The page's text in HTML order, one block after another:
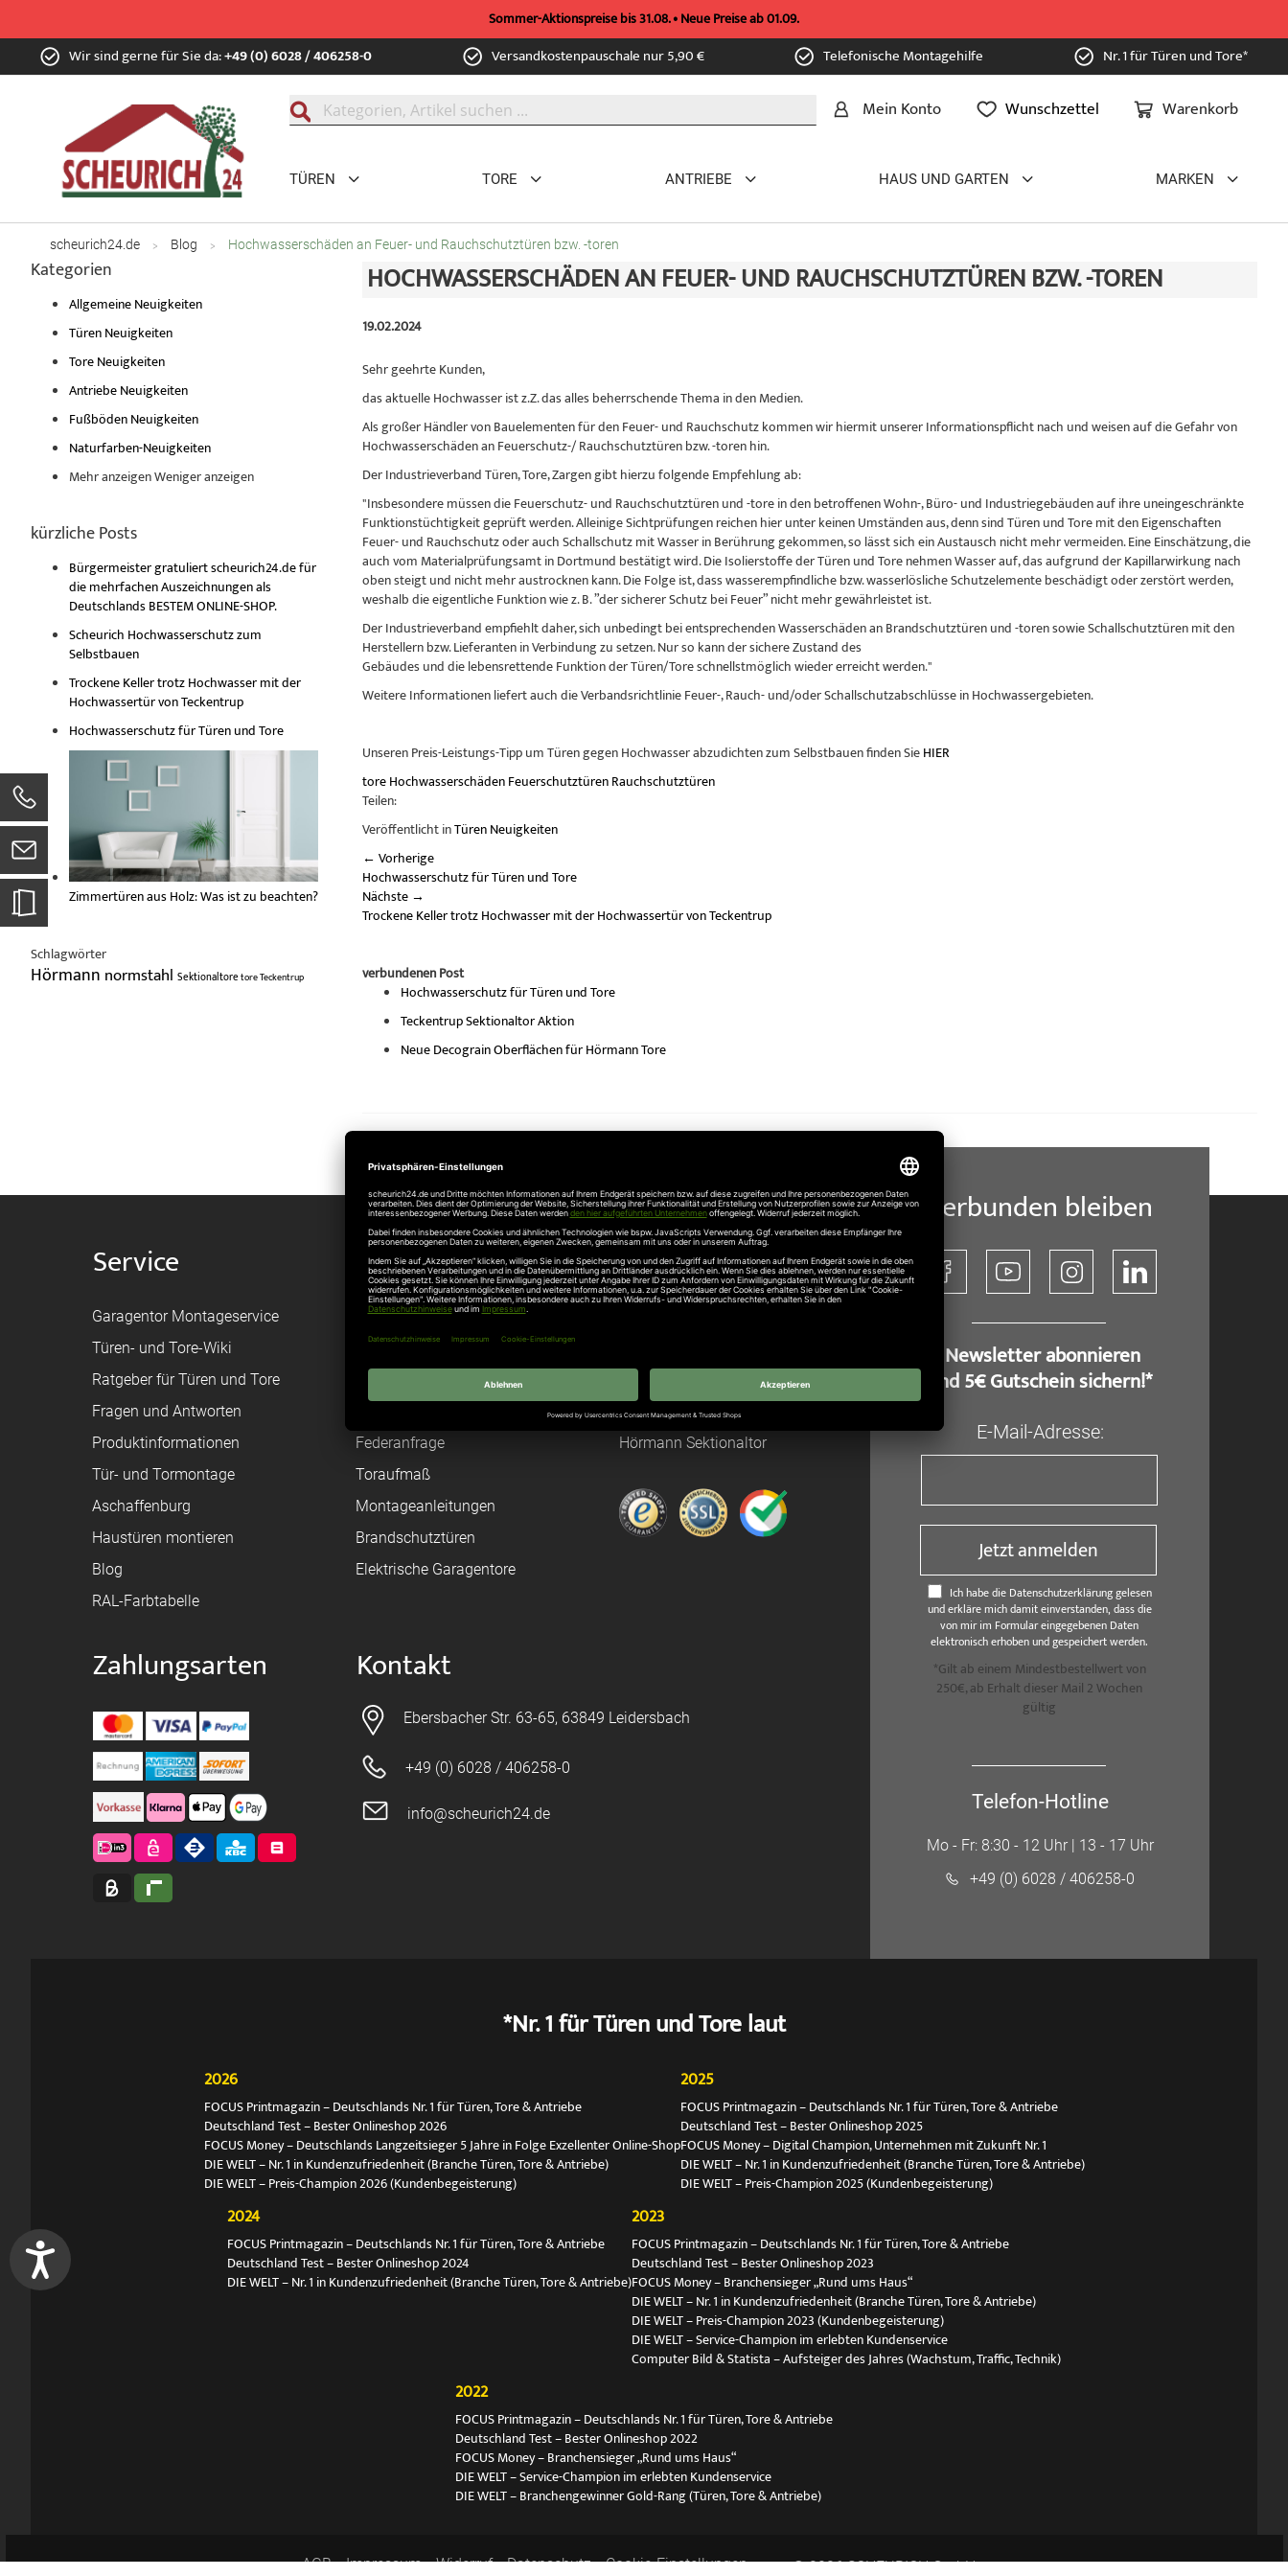
Sommer-Aktionspreise bis 31.08. • Neue Preise ab 01.09.
Zum
Inhalt Wir sind gerne für Sie da:+49 (0) 6028 / 406258-0 Versandkostenpauschale nur 5,90 € Telefonische Montagehilfe Nr. 1 für Türen und Tore*
Warenkorb
Mein Konto Wunschzettel
TÜREN TORE ANTRIEBE HAUS UND GARTEN MARKEN
scheurich24.de Blog Hochwasserschäden an Feuer- und Rauchschutztüren bzw. -toren
HOCHWASSERSCHÄDEN AN FEUER- UND RAUCHSCHUTZTÜREN BZW. -TOREN
19.02.2024
Sehr geehrte Kunden,
das aktuelle Hochwasser ist z.Z. das alles beherrschende Thema in den Medien.
Als großer Händler von Bauelementen für den Feuer- und Rauchschutz kommen wir hiermit unserer Informationspflicht nach und weisen auf die Gefahr von
Hochwasserschäden an Feuerschutz-/ Rauchschutztüren bzw. -toren hin.
Der Industrieverband Türen, Tore, Zargen gibt hierzu folgende Empfehlung ab:
"Insbesondere müssen die Feuerschutz- und Rauchschutztüren und -tore in den betroffenen Wohn-, Büro- und Industriegebäuden auf ihre uneingeschränkte
Funktionstüchtigkeit geprüft werden. Alleinige Sichtprüfungen reichen hier unter keinen Umständen aus, denn sind Türen und Tore mit den Eigenschaften
Feuer- und Rauchschutz oder auch Schallschutz mit Wasser in Berührung gekommen, so lässt sich ein Austausch nicht mehr vermeiden. Eine Einschätzung, die
auch vom Materialprüfungsamt in Dortmund bestätigt wird. Die Isolierstoffe der Türen und Tore nehmen Wasser auf, das aufgrund der Kapillarwirkung nach
oben steigt und nicht mehr austrocknen kann. Die Folge ist, dass wasserempfindliche bzw. wasserlösliche Schutzelemente beschädigt oder zerstört werden,
weshalb die eigentliche Funktion wie z. B. ”der sicherer Schutz bei Feuer” nicht mehr gewährleistet ist.
Der Industrieverband empfiehlt daher, sich unbedingt bei entsprechenden Wasserschäden an Brandschutztüren und -toren sowie Schallschutztüren mit den
Herstellern bzw. Lieferanten in Verbindung zu setzen. Nur so kann der sichere Zustand des
Gebäudes und die lebensrettende Funktion der Türen/Tore schnellstmöglich wieder erreicht werden."
Weitere Informationen liefert auch die Verbandsrichtlinie Feuer-, Rauch- und/oder Schallschutzabschlüsse in Hochwassergebieten.
Unseren Preis-Leistungs-Tipp um Türen gegen Hochwasser abzudichten zum Selbstbauen finden SieHIER
toreHochwasserschädenFeuerschutztürenRauchschutztüren
Teilen:
Veröffentlicht inTüren Neuigkeiten
← Vorherige
Hochwasserschutz für Türen und Tore
Nächste →
Trockene Keller trotz Hochwasser mit der Hochwassertür von Teckentrup
verbundenen Post
Hochwasserschutz für Türen und Tore
Teckentrup Sektionaltor Aktion
Neue Decograin Oberflächen für Hörmann Tore
Kategorien
Allgemeine Neuigkeiten
Türen Neuigkeiten
Tore Neuigkeiten
Antriebe Neuigkeiten
Fußböden Neuigkeiten
Naturfarben-Neuigkeiten
Mehr anzeigenWeniger anzeigen
kürzliche Posts
Bürgermeister gratuliert scheurich24.de für
die mehrfachen Auszeichnungen als
Deutschlands BESTEM ONLINE-SHOP.
Scheurich Hochwasserschutz zum
Selbstbauen
Trockene Keller trotz Hochwasser mit der
Hochwassertür von Teckentrup
Hochwasserschutz für Türen und Tore
Zimmertüren aus Holz: Was ist zu beachten?
Schlagwörter
Hörmann normstahl SektionaltoretoreTeckentrup
Service
Garagentor Montageservice
Türen- und Tore-Wiki
Ratgeber für Türen und Tore
Fragen und Antworten
Produktinformationen
Tür- und Tormontage
Aschaffenburg
Haustüren montieren
Blog
RAL-Farbtabelle
Shop
Versand
Zahlungsarten
Federanfrage
Toraufmaß
Montageanleitungen
Brandschutztüren
Elektrische Garagentore
Unternehmen
Hörmann Türen
Hörmann Sektionaltor
Zahlungsarten Kontakt
Ebersbacher Str. 63-65, 63849 Leidersbach
+49 (0) 6028 / 406258-0
info@scheurich24.de
Verbunden bleiben
​ Newsletter abonnieren
und 5€ Gutschein sichern!*
E-Mail-Adresse:
Jetzt anmelden
Ich habe die Datenschutzerklärung gelesen
und erkläre mich damit einverstanden, dass die
von mir im Formular eingegebenen Daten
elektronisch erhoben und gespeichert werden.
*Gilt ab einem Mindestbestellwert von
250€, ab Erhalt dieser Mail 2 Wochen
gültig
Telefon-Hotline
Mo - Fr: 8:30 - 12 Uhr | 13 - 17 Uhr
+49 (0) 6028 / 406258-0
*Nr. 1 für Türen und Tore laut
2026
FOCUS Printmagazin – Deutschlands Nr. 1 für Türen, Tore & Antriebe
Deutschland Test – Bester Onlineshop 2026
FOCUS Money – Deutschlands Langzeitsieger 5 Jahre in Folge Exzellenter Online-Shop
DIE WELT – Nr. 1 in Kundenzufriedenheit (Branche Türen, Tore & Antriebe)
DIE WELT – Preis-Champion 2026 (Kundenbegeisterung)
2025
FOCUS Printmagazin – Deutschlands Nr. 1 für Türen, Tore & Antriebe
Deutschland Test – Bester Onlineshop 2025
FOCUS Money – Digital Champion, Unternehmen mit Zukunft Nr. 1
DIE WELT – Nr. 1 in Kundenzufriedenheit (Branche Türen, Tore & Antriebe)
DIE WELT – Preis-Champion 2025 (Kundenbegeisterung)
2024
FOCUS Printmagazin – Deutschlands Nr. 1 für Türen, Tore & Antriebe
Deutschland Test – Bester Onlineshop 2024
DIE WELT – Nr. 1 in Kundenzufriedenheit (Branche Türen, Tore & Antriebe)
2023
FOCUS Printmagazin – Deutschlands Nr. 1 für Türen, Tore & Antriebe
Deutschland Test – Bester Onlineshop 2023
FOCUS Money – Branchensieger „Rund ums Haus“
DIE WELT – Nr. 1 in Kundenzufriedenheit (Branche Türen, Tore & Antriebe)
DIE WELT – Preis-Champion 2023 (Kundenbegeisterung)
DIE WELT – Service-Champion im erlebten Kundenservice
Computer Bild & Statista – Aufsteiger des Jahres (Wachstum, Traffic, Technik)
2022
FOCUS Printmagazin – Deutschlands Nr. 1 für Türen, Tore & Antriebe
Deutschland Test – Bester Onlineshop 2022
FOCUS Money – Branchensieger „Rund ums Haus“
DIE WELT – Service-Champion im erlebten Kundenservice
DIE WELT – Branchengewinner Gold-Rang (Türen, Tore & Antriebe)
AGB Impressum Widerruf Datenschutz Cookie-Einstellungen © 2026 SCHEURICH GmbH